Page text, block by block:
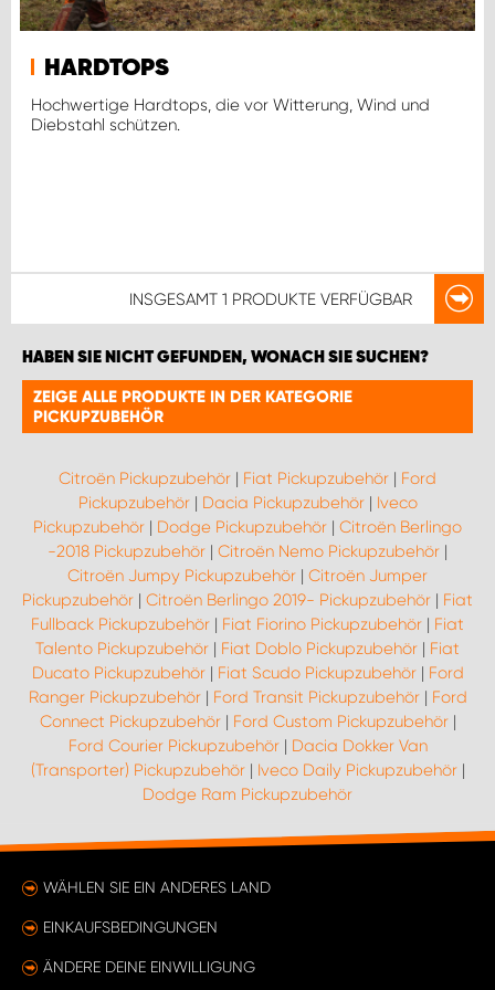
HARDTOPS
Hochwertige Hardtops, die vor Witterung, Wind und
Diebstahl schützen.
INSGESAMT 1 PRODUKTE VERFÜGBAR
HABEN SIE NICHT GEFUNDEN, WONACH SIE SUCHEN?
ZEIGE ALLE PRODUKTE IN DER KATEGORIE
PICKUPZUBEHÖR
Citroën Pickupzubehör | Fiat Pickupzubehör | Ford
Pickupzubehör| Dacia Pickupzubehör| Iveco
Pickupzubehör | Dodge Pickupzubehör | Citroën Berlingo
-2018 Pickupzubehör | Citroën Nemo Pickupzubehör |
Citroën Jumpy Pickupzubehör | Citroën Jumper
Pickupzubehör | Citroën Berlingo 2019- Pickupzubehör | Fiat
Fullback Pickupzubehör | Fiat Fiorino Pickupzubehör | Fiat
Talento Pickupzubehör | Fiat Doblo Pickupzubehör | Fiat
Ducato Pickupzubehör| Fiat Scudo Pickupzubehör| Ford
Ranger Pickupzubehör| Ford Transit Pickupzubehör| Ford
Connect Pickupzubehör| Ford Custom Pickupzubehör|
Ford Courier Pickupzubehör| Dacia Dokker Van
(Transporter) Pickupzubehör| Iveco Daily Pickupzubehör|
Dodge Ram Pickupzubehör
WÄHLEN SIE EIN ANDERES LAND
EINKAUFSBEDINGUNGEN
ÄNDERE DEINE EINWILLIGUNG